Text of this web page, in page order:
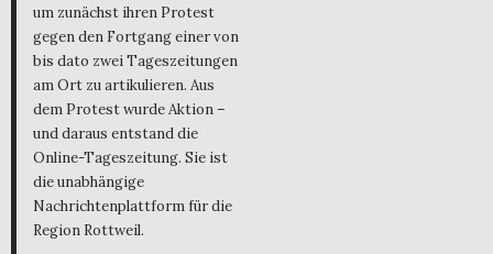
um zunächst ihren Protest
gegen den Fortgang einer von
bis dato zwei Tageszeitungen
am Ort zu artikulieren. Aus
dem Protest wurde Aktion –
und daraus entstand die
Online-Tageszeitung. Sie ist
die unabhängige
Nachrichtenplattform für die
Region Rottweil.